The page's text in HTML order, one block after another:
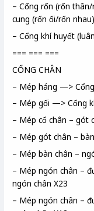
– Cổng rốn (rốn
cung (rốn ối/rốn nhau)
– Cổng khí huyết
=== === ===
CỔNG CHÂN
– Mép háng —>
– Mép gối —> Cổng
– Mép cổ chân – gót
– Mép gót chân –
– Mép bàn chân –
– Mép ngón chân –
ngón chân X23
– Mép ngón chân –